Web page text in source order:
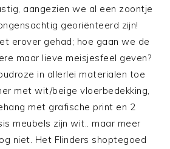
aangezien we al een zoontje
georiënteerd zijn!
erover gehad; hoe gaan we de
maar lieve meisjesfeel geven?
in allerlei materialen toe
met wit/beige vloerbedekking,
met grafische print en 2
meubels zijn wit.. maar meer
niet. Het Flinders shoptegoed